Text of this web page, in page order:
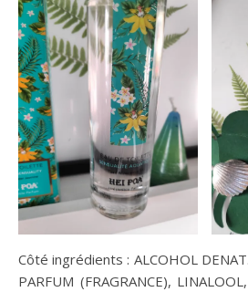
Côté ingrédients : ALCOHOL
PARFUM (FRAGRANCE),